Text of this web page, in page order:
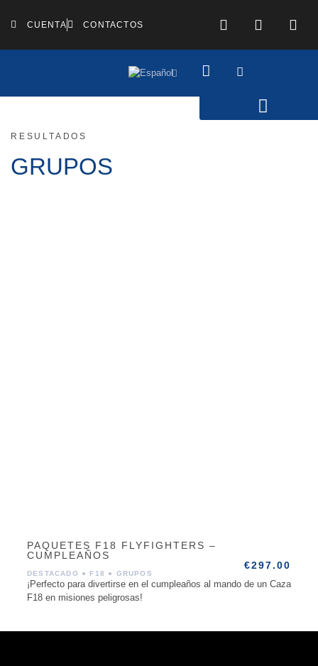
CUENTA CONTACTOS
RESULTADOS
GRUPOS
PAQUETES F18 FLYFIGHTERS –
CUMPLEAÑOS
€297.00
DESTACADO ● F18 ● GRUPOS
¡Perfecto para divertirse en el cumpleaños al mando de un Caza
F18 en misiones peligrosas!